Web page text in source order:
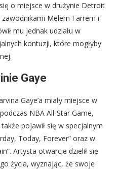
o miejsce w drużynie Detroit
Melem Farrem i
mu jednak udziału w
kontuzji, które mogłyby
Gaye
Gaye’a miały miejsce w
NBA All-Star Game,
pojawił się w specjalnym
Today, Forever” oraz w
Artysta otwarcie dzielił się
życia, wyznając, że swoje